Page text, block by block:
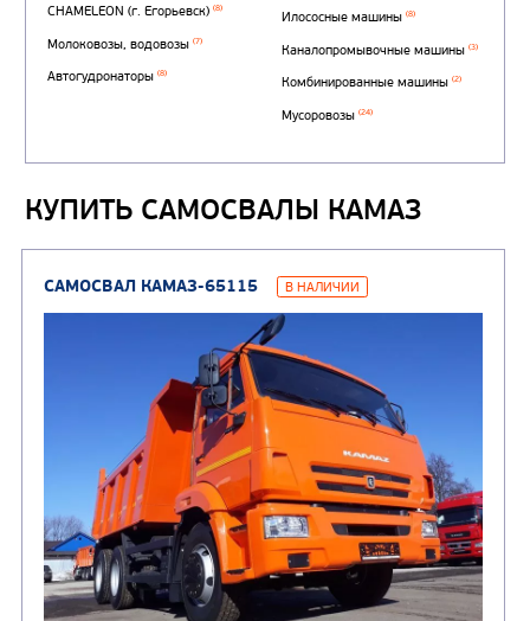
ГРУЗОВЫЕ АВТОМОБИЛИ
Бортовые автомобили(9)
Седельные тягачи (8)
Автофургоны
АВТОБУСЫ
Вахтовые автобусы(3)
АВТОЦИСТЕРНЫ
аэродромные(1)
Нефтепромысловые
ПОДЪЕМНО-
ТРАНСПОРТНАЯ
Крано-
установки (КМУ)
КОММУНАЛЬНАЯ
ТЕХНИКА
Комбинированные
машины(18)
КУПИТЬ САМОСВАЛЫ КАМАЗ